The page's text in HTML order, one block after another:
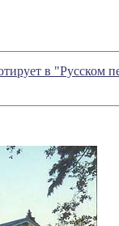
в "Русском